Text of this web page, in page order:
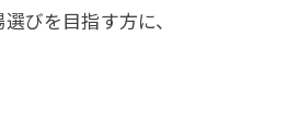
びを目指す方に、